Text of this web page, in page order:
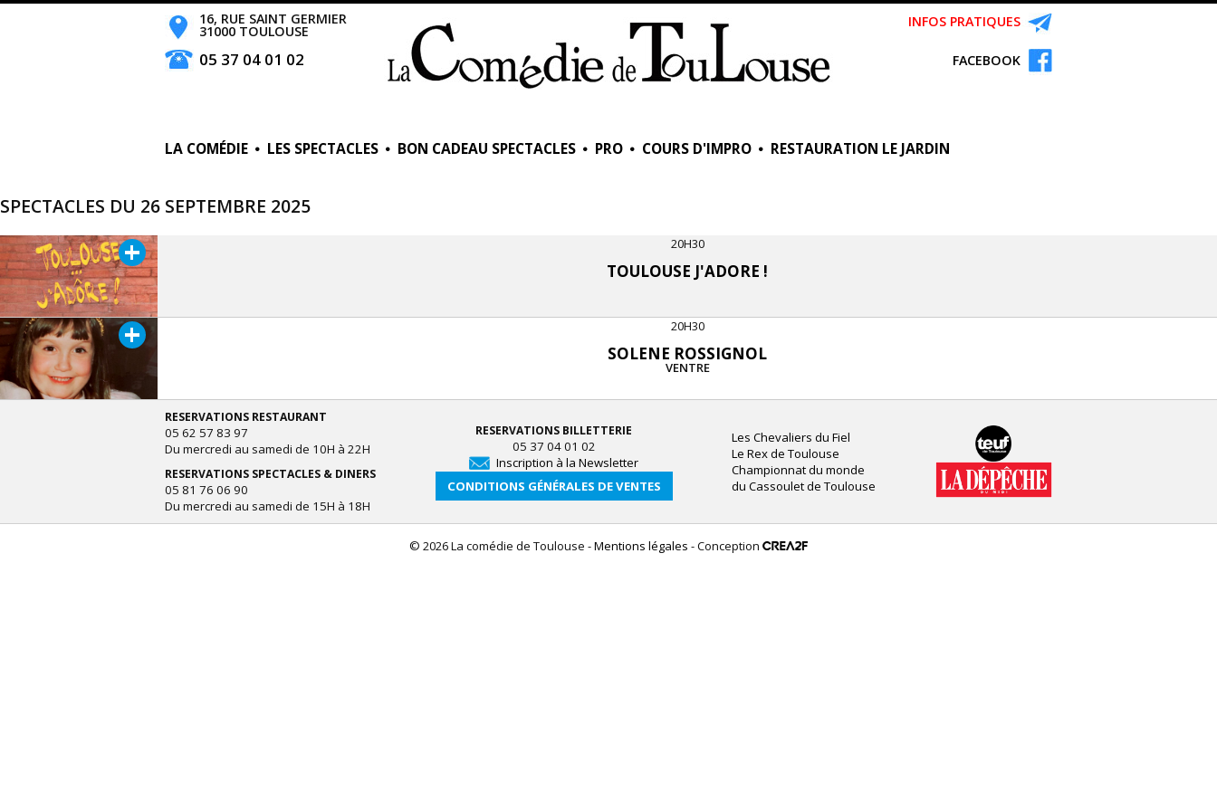
16, RUE SAINT GERMIER
31000 TOULOUSE
05 37 04 01 02
INFOS PRATIQUES
FACEBOOK
LA COMÉDIE LES SPECTACLES BON CADEAU SPECTACLES PRO COURS D'IMPRO RESTAURATION LE JARDIN
SPECTACLES DU 26 SEPTEMBRE 2025
20H30
TOULOUSE J'ADORE !
+
20H30
SOLENE ROSSIGNOL
VENTRE
+
RESERVATIONS RESTAURANT
05 62 57 83 97
Du mercredi au samedi de 10H à 22H
RESERVATIONS SPECTACLES & DINERS
05 81 76 06 90
Du mercredi au samedi de 15H à 18H
RESERVATIONS BILLETTERIE
05 37 04 01 02
Inscription à la Newsletter
CONDITIONS GÉNÉRALES DE VENTES
Les Chevaliers du Fiel
Le Rex de Toulouse
Championnat du monde
du Cassoulet de Toulouse
© 2026 La comédie de Toulouse -Mentions légales - Conception